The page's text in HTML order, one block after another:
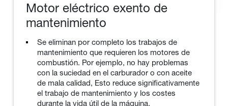
Motor eléctrico exento de
mantenimiento
Se eliminan por completo los trabajos de
mantenimiento que requieren los motores de
combustión. Por ejemplo, no hay problemas
con la suciedad en el carburador o con aceite
de mala calidad, Esto reduce significativamente
el trabajo de mantenimiento y los costes
durante la vida útil de la máquina.